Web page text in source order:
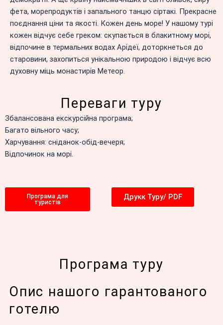
фета, морепродуктів і запального танцю сіртакі. Прекрасне
поєднання ціни та якості. Кожен день море! У нашому турі
кожен відчує себе греком: скупається в блакитному морі,
відпочине в термальних водах Арідеї, доторкнеться до
старовини, захопиться унікальною природою і відчує всю
духовну міць монастирів Метеор.
Переваги туру
Збалансована екскурсійна програма;
Багато вільного часу;
Харчування: сніданок-обід-вечеря;
Відпочинок на морі.
Програма для
туристів
Друкк Туру/ PDF
Програма туру
Опис нашого гарантованого
готелю